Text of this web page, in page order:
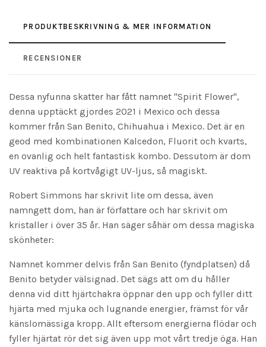
PRODUKTBESKRIVNING & MER INFORMATION
RECENSIONER
Dessa nyfunna skatter har fått namnet "Spirit Flower",
denna upptäckt gjordes 2021 i Mexico och dessa
kommer från San Benito, Chihuahua i Mexico. Det är en
geod med kombinationen Kalcedon, Fluorit och kvarts,
en ovanlig och helt fantastisk kombo. Dessutom är dom
UV reaktiva på kortvågigt UV-ljus, så magiskt.
Robert Simmons har skrivit lite om dessa, även
namngett dom, han är författare och har skrivit om
kristaller i över 35 år. Han säger såhär om dessa magiska
skönheter:
Namnet kommer delvis från San Benito (fyndplatsen) då
Benito betyder välsignad. Det sägs att om du håller
denna vid ditt hjärtchakra öppnar den upp och fyller ditt
hjärta med mjuka och lugnande energier, främst för vår
känslomässiga kropp. Allt eftersom energierna flödar och
fyller hjärtat rör det sig även upp mot vårt tredje öga. Han